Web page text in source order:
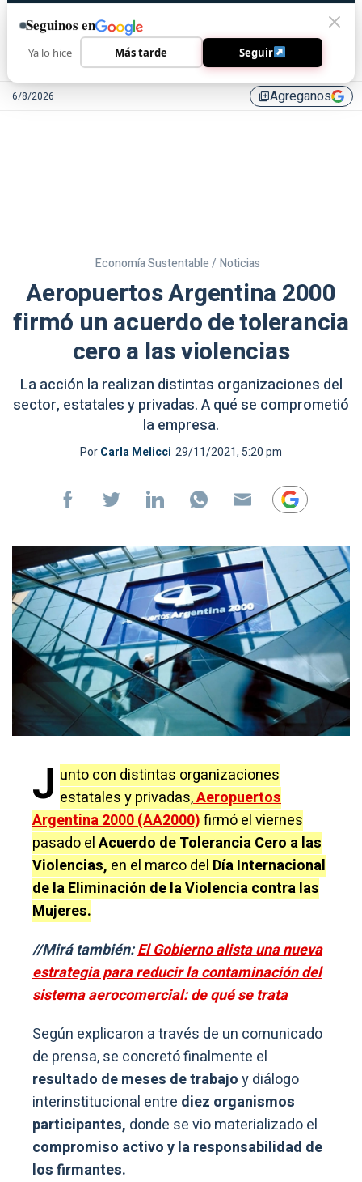
6/8/2026 library_addAgreganos
Economía Sustentable / Noticias
Aeropuertos Argentina 2000
firmó un acuerdo de tolerancia
cero a las violencias
La acción la realizan distintas organizaciones del
sector, estatales y privadas. A qué se comprometió
la empresa.
PorCarla Melicci 29/11/2021, 5:20 pm
J unto con distintas organizaciones
estatales y privadas,Aeropuertos
Argentina 2000 (AA2000)firmó el viernes
pasado elAcuerdo de Tolerancia Cero a las
Violencias, en el marco del Día Internacional
de la Eliminación de la Violencia contra las
Mujeres.
//Mirá también:El Gobierno alista una nueva
estrategia para reducir la contaminación del
sistema aerocomercial: de qué se trata
Según explicaron a través de un comunicado
de prensa, se concretó finalmente el
resultado de meses de trabajoy diálogo
interinstitucional entre diez organismos
participantes, donde se vio materializado el
compromiso activo y la responsabilidad de
los firmantes.
Seguinos en
Ya lo hice Más tarde Seguir